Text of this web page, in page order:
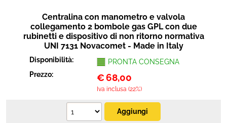
Centralina con manometro e valvola
collegamento 2 bombole gas GPL con due
rubinetti e dispositivo di non ritorno normativa
UNI 7131 Novacomet - Made in Italy
Disponibilità:
PRONTA CONSEGNA
Prezzo:
€68,00
Iva inclusa (22%)